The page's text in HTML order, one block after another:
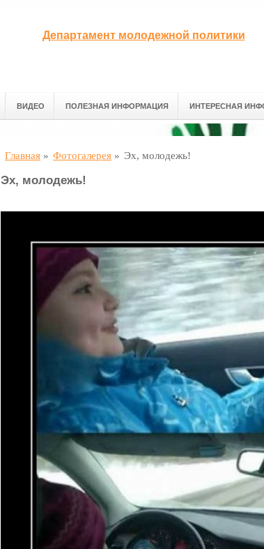
Департамент молодежной политики
ВИДЕО ПОЛЕЗНАЯ ИНФОРМАЦИЯ ИНТЕРЕСНАЯ
Главная » Фотогалерея » Эх, молодежь!
Эх, молодежь!